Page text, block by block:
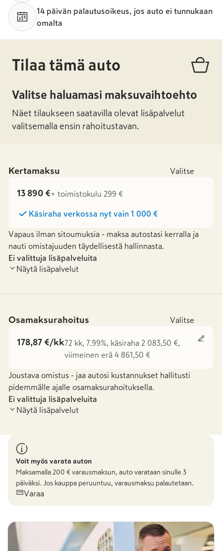
14 päivän palautusoikeus, jos auto ei tunnukaan
omalta
Tilaa tämä auto
Valitse haluamasi maksuvaihtoehto
Näet tilaukseen saatavilla olevat lisäpalvelut
valitsemalla ensin rahoitustavan.
Kertamaksu Valitse
13 890 €+ toimistokulu 299 €
Käsiraha verkossa nyt vain 1 000 €
Vapaus ilman sitoumuksia - maksa autostasi kerralla ja
nauti omistajuuden täydellisestä hallinnasta.
Ei valittuja lisäpalveluita
Näytä lisäpalvelut
Osamaksurahoitus Valitse
178,87 €/kk72 kk, 7.99%, käsiraha 2 083,50 €,
viimeinen erä 4 861,50 €
Joustava omistus - jaa autosi kustannukset hallitusti
pidemmälle ajalle osamaksurahoituksella.
Ei valittuja lisäpalveluita
Näytä lisäpalvelut
Voit myös varata auton
Maksamalla 200 € varausmaksun, auto varataan sinulle 3
päiväksi. Jos kauppa peruuntuu, varausmaksu palautetaan.
Varaa